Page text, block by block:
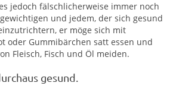
jedoch fälschlicherweise immer noch
und jedem, der sich gesund
er möge sich mit
oder Gummibärchen satt essen und
Fleisch, Fisch und Öl meiden.
gesund.